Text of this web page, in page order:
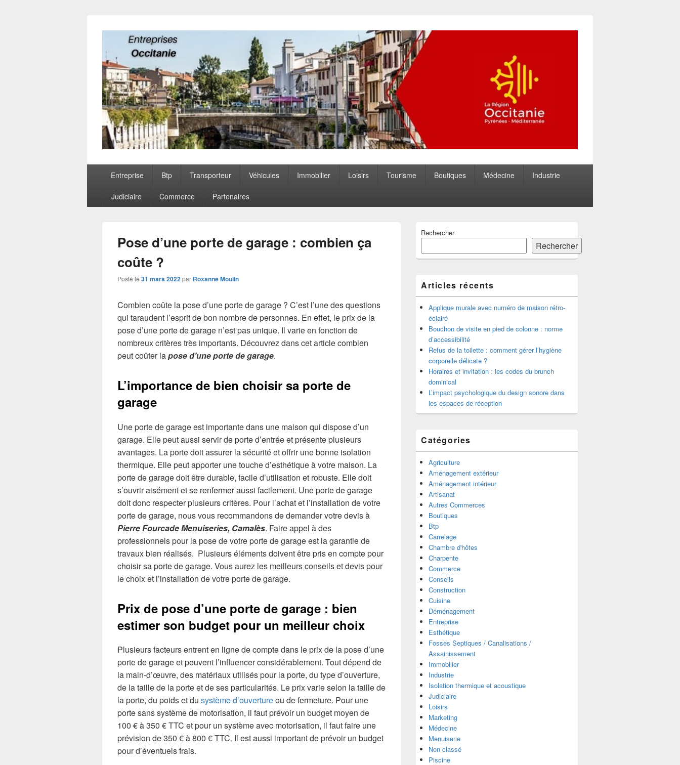
Entreprises Occitanie
principalEntreprise Btp Transporteur Véhicules Immobilier Loisirs Tourisme Boutiques Médecine Industrie
Judiciaire Commerce Partenaires
Pose d’une porte de garage : combien ça
coûte ?
Posté le 31 mars 2022par Roxanne Moulin
Combien coûte la pose d’une porte de garage ? C’est l’une des questions
qui taraudent l’esprit de bon nombre de personnes. En effet, le prix de la
pose d’une porte de garage n’est pas unique. Il varie en fonction de
nombreux critères très importants. Découvrez dans cet article combien
peut coûter lapose d’une porte de garage.
L’importance de bien choisir sa porte de
garage
Une porte de garage est importante dans une maison qui dispose d’un
garage. Elle peut aussi servir de porte d’entrée et présente plusieurs
avantages. La porte doit assurer la sécurité et offrir une bonne isolation
thermique. Elle peut apporter une touche d’esthétique à votre maison. La
porte de garage doit être durable, facile d’utilisation et robuste. Elle doit
s’ouvrir aisément et se renfermer aussi facilement. Une porte de garage
doit donc respecter plusieurs critères. Pour l’achat et l’installation de votre
porte de garage, nous vous recommandons de demander votre devis à
Pierre Fourcade Menuiseries, Camalès. Faire appel à des
professionnels pour la pose de votre porte de garage est la garantie de
travaux bien réalisés. Plusieurs éléments doivent être pris en compte pour
choisir sa porte de garage. Vous aurez les meilleurs conseils et devis pour
le choix et l’installation de votre porte de garage.
Prix de pose d’une porte de garage : bien
estimer son budget pour un meilleur choix
Plusieurs facteurs entrent en ligne de compte dans le prix de la pose d’une
porte de garage et peuvent l’influencer considérablement. Tout dépend de
la main-d’œuvre, des matériaux utilisés pour la porte, du type d’ouverture,
de la taille de la porte et de ses particularités. Le prix varie selon la taille de
la porte, du poids et du système d’ouvertureou de fermeture. Pour une
porte sans système de motorisation, il faut prévoir un budget moyen de
100 € à 350 € TTC et pour un système avec motorisation, il faut faire une
prévision de 350 € à 800 € TTC. Il est aussi important de prévoir un budget
pour d’éventuels frais.
principale
widget
pour
barre
latérale
Rechercher
Rechercher
Articles récents
Applique murale avec numéro de maison rétro-
éclairé
Bouchon de visite en pied de colonne : norme
d’accessibilité
Refus de la toilette : comment gérer l’hygiène
corporelle délicate ?
Horaires et invitation : les codes du brunch
dominical
L’impact psychologique du design sonore dans
les espaces de réception
Catégories
Agriculture
Aménagement extérieur
Aménagement intérieur
Artisanat
Autres Commerces
Boutiques
Btp
Carrelage
Chambre d'hôtes
Charpente
Commerce
Conseils
Construction
Cuisine
Déménagement
Entreprise
Esthétique
Fosses Septiques / Canalisations /
Assainissement
Immobilier
Industrie
Isolation thermique et acoustique
Judiciaire
Loisirs
Marketing
Médecine
Menuiserie
Non classé
Piscine